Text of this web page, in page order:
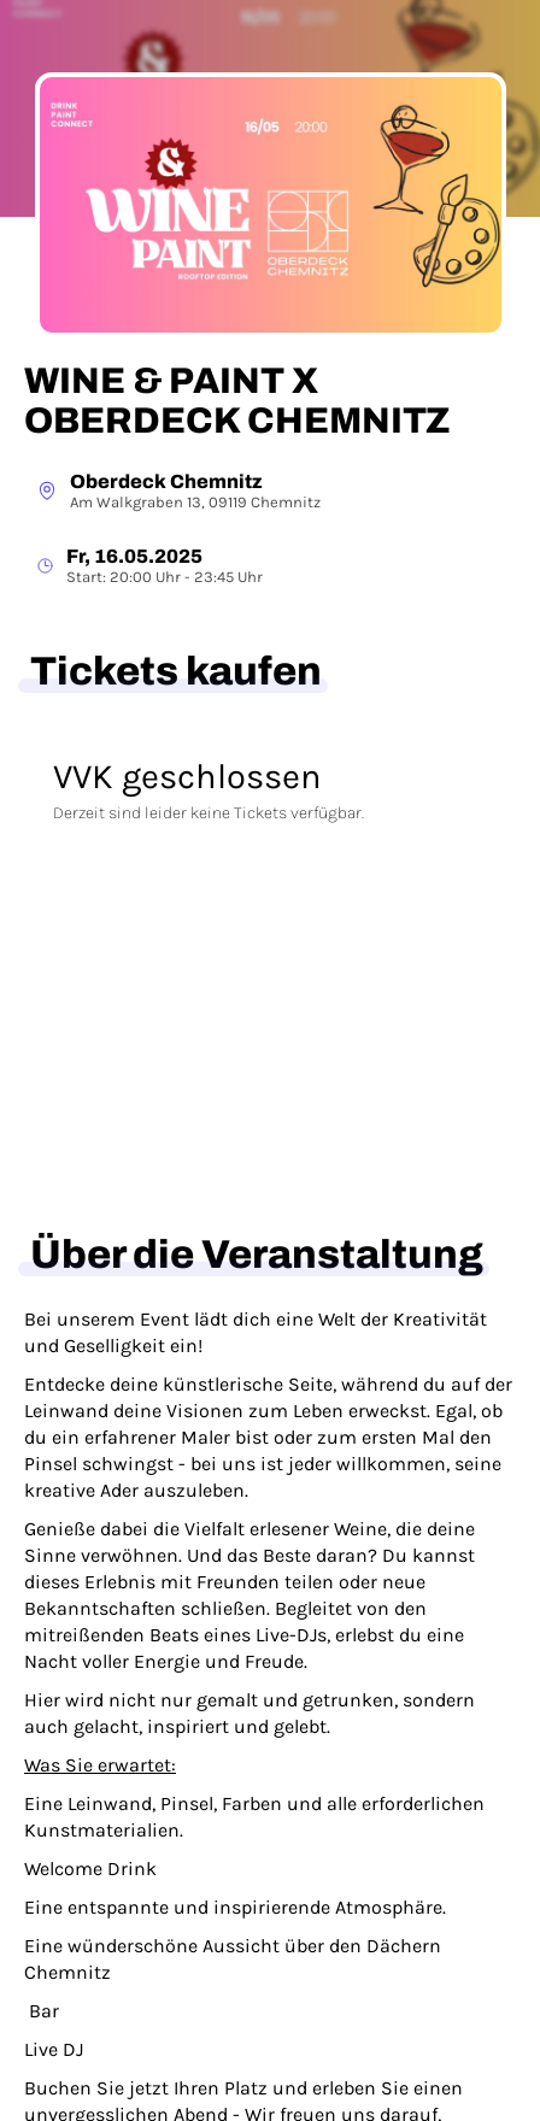
WINE & PAINT X
OBERDECK CHEMNITZ
Oberdeck Chemnitz
Am Walkgraben 13, 09119 Chemnitz
Fr, 16.05.2025
Start: 20:00 Uhr - 23:45 Uhr
Tickets kaufen
VVK geschlossen
Derzeit sind leider keine Tickets verfügbar.
Über die Veranstaltung
Bei unserem Event lädt dich eine Welt der Kreativität
und Geselligkeit ein!
Entdecke deine künstlerische Seite, während du auf der
Leinwand deine Visionen zum Leben erweckst. Egal, ob
du ein erfahrener Maler bist oder zum ersten Mal den
Pinsel schwingst - bei uns ist jeder willkommen, seine
kreative Ader auszuleben.
Genieße dabei die Vielfalt erlesener Weine, die deine
Sinne verwöhnen. Und das Beste daran? Du kannst
dieses Erlebnis mit Freunden teilen oder neue
Bekanntschaften schließen. Begleitet von den
mitreißenden Beats eines Live-DJs, erlebst du eine
Nacht voller Energie und Freude.
Hier wird nicht nur gemalt und getrunken, sondern
auch gelacht, inspiriert und gelebt.
Was Sie erwartet:
Eine Leinwand, Pinsel, Farben und alle erforderlichen
Kunstmaterialien.
Welcome Drink
Eine entspannte und inspirierende Atmosphäre.
Eine wünderschöne Aussicht über den Dächern
Chemnitz
Bar
Live DJ
Buchen Sie jetzt Ihren Platz und erleben Sie einen
unvergesslichen Abend - Wir freuen uns darauf,